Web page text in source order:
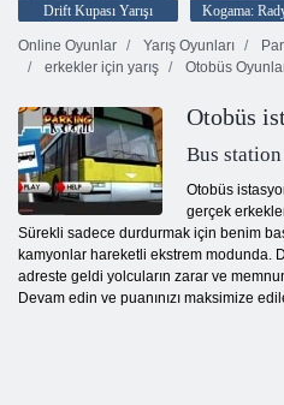
Drift Kupası Yarışı
Online Oyunlar
Yarış Oyunları
erkekler için yarış
Otobüs
Otobüs
Bus
Otobüs
gerçek
Sürekli sadece durdurmak için benim
kamyonlar hareketli ekstrem modunda.
adreste geldi yolcuların zarar ve
Devam edin ve puanınızı maksimize